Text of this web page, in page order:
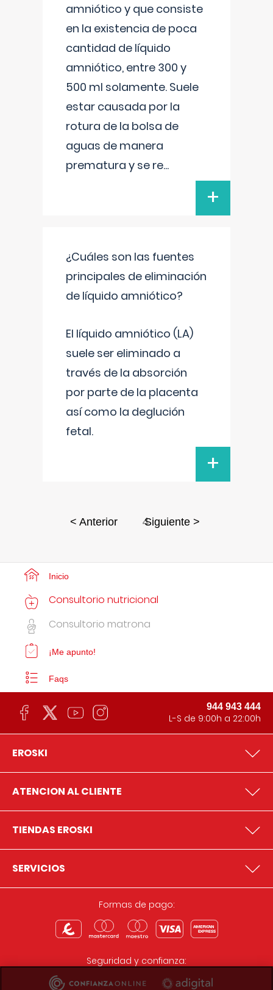
amniótico y que consiste
en la existencia de poca
cantidad de líquido
amniótico, entre 300 y
500 ml solamente. Suele
estar causada por la
rotura de la bolsa de
aguas de manera
prematura y se re...
+
¿Cuáles son las fuentes
principales de eliminación
de líquido amniótico?
El líquido amniótico (LA)
suele ser eliminado a
través de la absorción
por parte de la placenta
así como la deglución
fetal.
+
< Anterior 4
Siguiente >
Inicio
Consultorio nutricional
Consultorio matrona
¡Me apunto!
Faqs
944 943 444
L-S de 9:00h a 22:00h
EROSKI
ATENCION AL CLIENTE
TIENDAS EROSKI
SERVICIOS
Formas de pago:
Seguridad y confianza: